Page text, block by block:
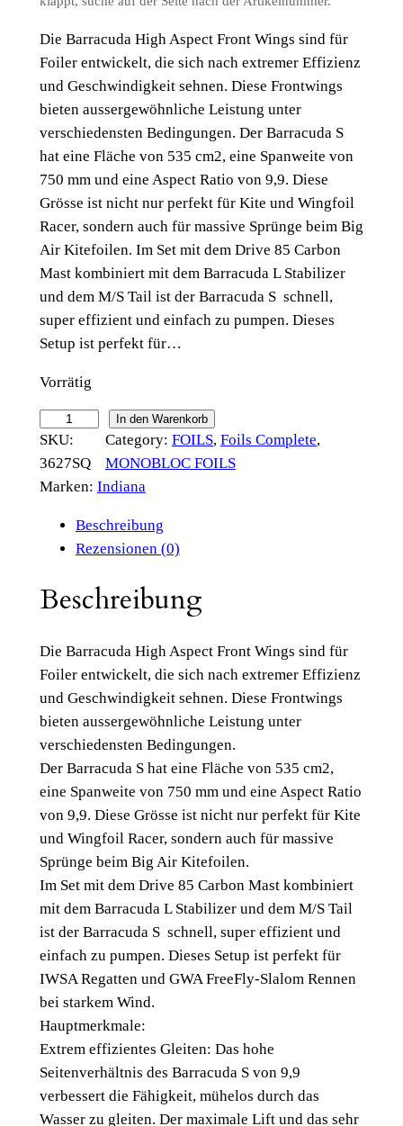
Die Barracuda High Aspect Front Wings sind für
Foiler entwickelt, die sich nach extremer Effizienz
und Geschwindigkeit sehnen. Diese Frontwings
bieten aussergewöhnliche Leistung unter
verschiedensten Bedingungen. Der Barracuda S
hat eine Fläche von 535 cm2, eine Spanweite von
750 mm und eine Aspect Ratio von 9,9. Diese
Grösse ist nicht nur perfekt für Kite und Wingfoil
Racer, sondern auch für massive Sprünge beim Big
Air Kitefoilen. Im Set mit dem Drive 85 Carbon
Mast kombiniert mit dem Barracuda L Stabilizer
und dem M/S Tail ist der Barracuda S schnell,
super effizient und einfach zu pumpen. Dieses
Setup ist perfekt für…
Vorrätig
n
d
i
i
g
F
o
i
l
B
a
r
r
a
c
u
d
a
S
C
o
m
p
l
e
In den Warenkorb
SKU:
3627SQ
Category:FOILS, Foils Complete
MONOBLOC FOILS
Marken: Indiana
Beschreibung
Rezensionen (0)
Beschreibung
Die Barracuda High Aspect Front Wings sind für
Foiler entwickelt, die sich nach extremer Effizienz
und Geschwindigkeit sehnen. Diese Frontwings
bieten aussergewöhnliche Leistung unter
verschiedensten Bedingungen.
Der Barracuda S hat eine Fläche von 535 cm2,
eine Spanweite von 750 mm und eine Aspect Ratio
von 9,9. Diese Grösse ist nicht nur perfekt für Kite
und Wingfoil Racer, sondern auch für massive
Sprünge beim Big Air Kitefoilen.
Im Set mit dem Drive 85 Carbon Mast kombiniert
mit dem Barracuda L Stabilizer und dem M/S Tail
ist der Barracuda S schnell, super effizient und
einfach zu pumpen. Dieses Setup ist perfekt für
IWSA Regatten und GWA FreeFly-Slalom Rennen
bei starkem Wind.
Hauptmerkmale:
Extrem effizientes Gleiten: Das hohe
Seitenverhältnis des Barracuda S von 9,9
verbessert die Fähigkeit, mühelos durch das
Wasser zu gleiten. Der maximale Lift und das sehr